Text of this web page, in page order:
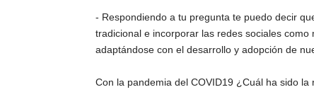
- Respondiendo a tu pregunta te puedo decir
tradicional e incorporar las redes sociales
adaptándose con el desarrollo y adopción de
Con la pandemia del COVID19 ¿Cuál ha sido